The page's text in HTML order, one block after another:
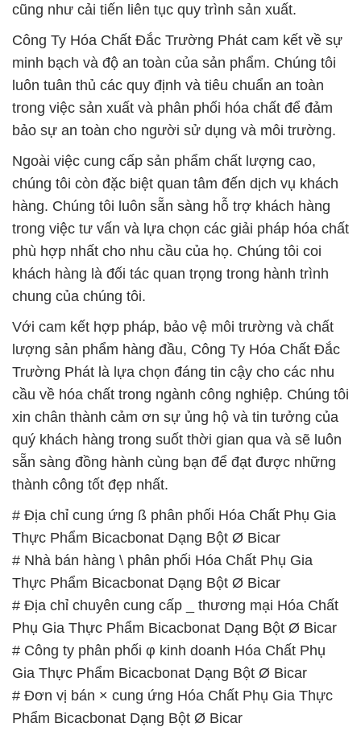
cũng như cải tiến liên tục quy trình sản xuất.
Công Ty Hóa Chất Đắc Trường Phát cam kết về sự
minh bạch và độ an toàn của sản phẩm. Chúng tôi
luôn tuân thủ các quy định và tiêu chuẩn an toàn
trong việc sản xuất và phân phối hóa chất để đảm
bảo sự an toàn cho người sử dụng và môi trường.
Ngoài việc cung cấp sản phẩm chất lượng cao,
chúng tôi còn đặc biệt quan tâm đến dịch vụ khách
hàng. Chúng tôi luôn sẵn sàng hỗ trợ khách hàng
trong việc tư vấn và lựa chọn các giải pháp hóa chất
phù hợp nhất cho nhu cầu của họ. Chúng tôi coi
khách hàng là đối tác quan trọng trong hành trình
chung của chúng tôi.
Với cam kết hợp pháp, bảo vệ môi trường và chất
lượng sản phẩm hàng đầu, Công Ty Hóa Chất Đắc
Trường Phát là lựa chọn đáng tin cậy cho các nhu
cầu về hóa chất trong ngành công nghiệp. Chúng tôi
xin chân thành cảm ơn sự ủng hộ và tin tưởng của
quý khách hàng trong suốt thời gian qua và sẽ luôn
sẵn sàng đồng hành cùng bạn để đạt được những
thành công tốt đẹp nhất.
# Địa chỉ cung ứng ß phân phối Hóa Chất Phụ Gia
Thực Phẩm Bicacbonat Dạng Bột Ø Bicar
# Nhà bán hàng \ phân phối Hóa Chất Phụ Gia
Thực Phẩm Bicacbonat Dạng Bột Ø Bicar
# Địa chỉ chuyên cung cấp _ thương mại Hóa Chất
Phụ Gia Thực Phẩm Bicacbonat Dạng Bột Ø Bicar
# Công ty phân phối φ kinh doanh Hóa Chất Phụ
Gia Thực Phẩm Bicacbonat Dạng Bột Ø Bicar
# Đơn vị bán × cung ứng Hóa Chất Phụ Gia Thực
Phẩm Bicacbonat Dạng Bột Ø Bicar